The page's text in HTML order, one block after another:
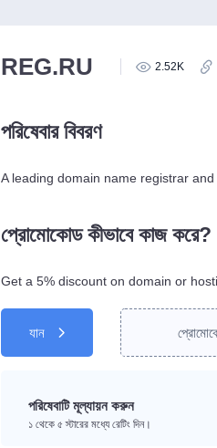
REG.RU 2.52K
পরিষেবার বিবরণ
A leading domain name registrar
প্রোমোকোড কীভাবে কাজ করে?
Get a 5% discount on domain or
যান
পরিষেবাটি মূল্যায়ন করুন
১ থেকে ৫ স্টারের মধ্যে রেটিং দিন।